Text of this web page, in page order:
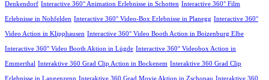
Denkendorf Interactive 360° Animation Erlebnisse in Schotten Interactive 360° Film
Erlebnisse in Nohfelden Interactive 360° Video-Box Erlebnisse in Planegg Interactive 360°
Video Action in Klipphausen Interactive 360° Video Booth Action in Boizenburg Elbe
Interactive 360° Video Booth Aktion in Lügde Interactive 360° Videobox Action in
Emmerthal Interaktive 360 Grad Clip Action in Bockenem Interaktive 360 Grad Clip